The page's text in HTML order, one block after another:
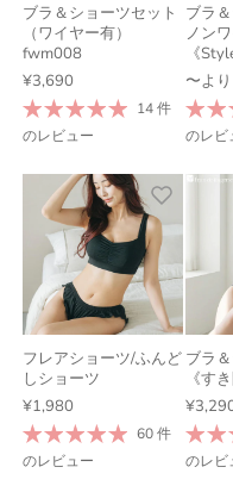
ブラ＆ショーツセット
（ワイヤー有）
fwm008
¥3,690
14 件
のレビュー
ブラ
ノン
《
〜よ
のレビ
フレアショーツ/ふんど
しショーツ
¥1,980
60 件
のレビュー
ブラ
《す
のレビ